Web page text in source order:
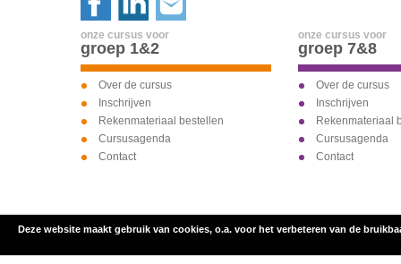
onze cursus voor
groep 1&2
Over de cursus
Inschrijven
Rekenmateriaal bestellen
Cursusagenda
Contact
onze cursus voor
groep 7&8
Over de cursus
Inschrijven
Rekenmateriaal
Cursusagenda
Contact
inschrijven voor
Deze website maakt gebruik van cookies, o.a. voor het verbeteren van de